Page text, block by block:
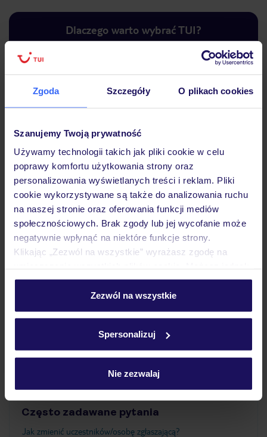
Zgoda Szczegóły O plikach cookies
Szanujemy Twoją prywatność
Używamy technologii takich jak pliki cookie w celu
poprawy komfortu użytkowania strony oraz
personalizowania wyświetlanych treści i reklam. Pliki
cookie wykorzystywane są także do analizowania ruchu
na naszej stronie oraz oferowania funkcji mediów
społecznościowych. Brak zgody lub jej wycofanie może
negatywnie wpłynąć na niektóre funkcje strony.
Klikając „Zezwól na wszystkie” wyrażasz zgodę na
personalizować swój wybór wchodząc w zakładkę
Szczegółowe informacje o plikach cookie znajdziesz
Zezwól na wszystkie
Spersonalizuj
Nie zezwalaj
Dlaczego warto wybrać TUI?
Lider niskich cen
Największe biuro
30 lat w
Hotel
Pokoje
Atrakcje
Ważne informacje
Często zadawane pytania
Jak zmienić uczestników/osobę zgłaszającą?